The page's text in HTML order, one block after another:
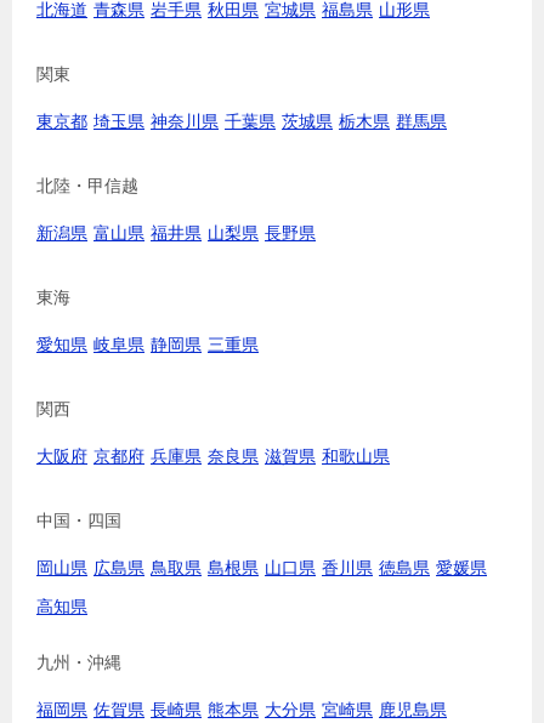
北海道 青森県 岩手県 秋田県 宮城県 福島県 山形県
関東
東京都 埼玉県 神奈川県 千葉県 茨城県 栃木県 群馬県
北陸・甲信越
新潟県 富山県 福井県 山梨県 長野県
東海
愛知県 岐阜県 静岡県 三重県
関西
大阪府 京都府 兵庫県 奈良県 滋賀県 和歌山県
中国・四国
岡山県 広島県 鳥取県 島根県 山口県 香川県 徳島県 愛媛県
高知県
九州・沖縄
福岡県 佐賀県 長崎県 熊本県 大分県 宮崎県 鹿児島県